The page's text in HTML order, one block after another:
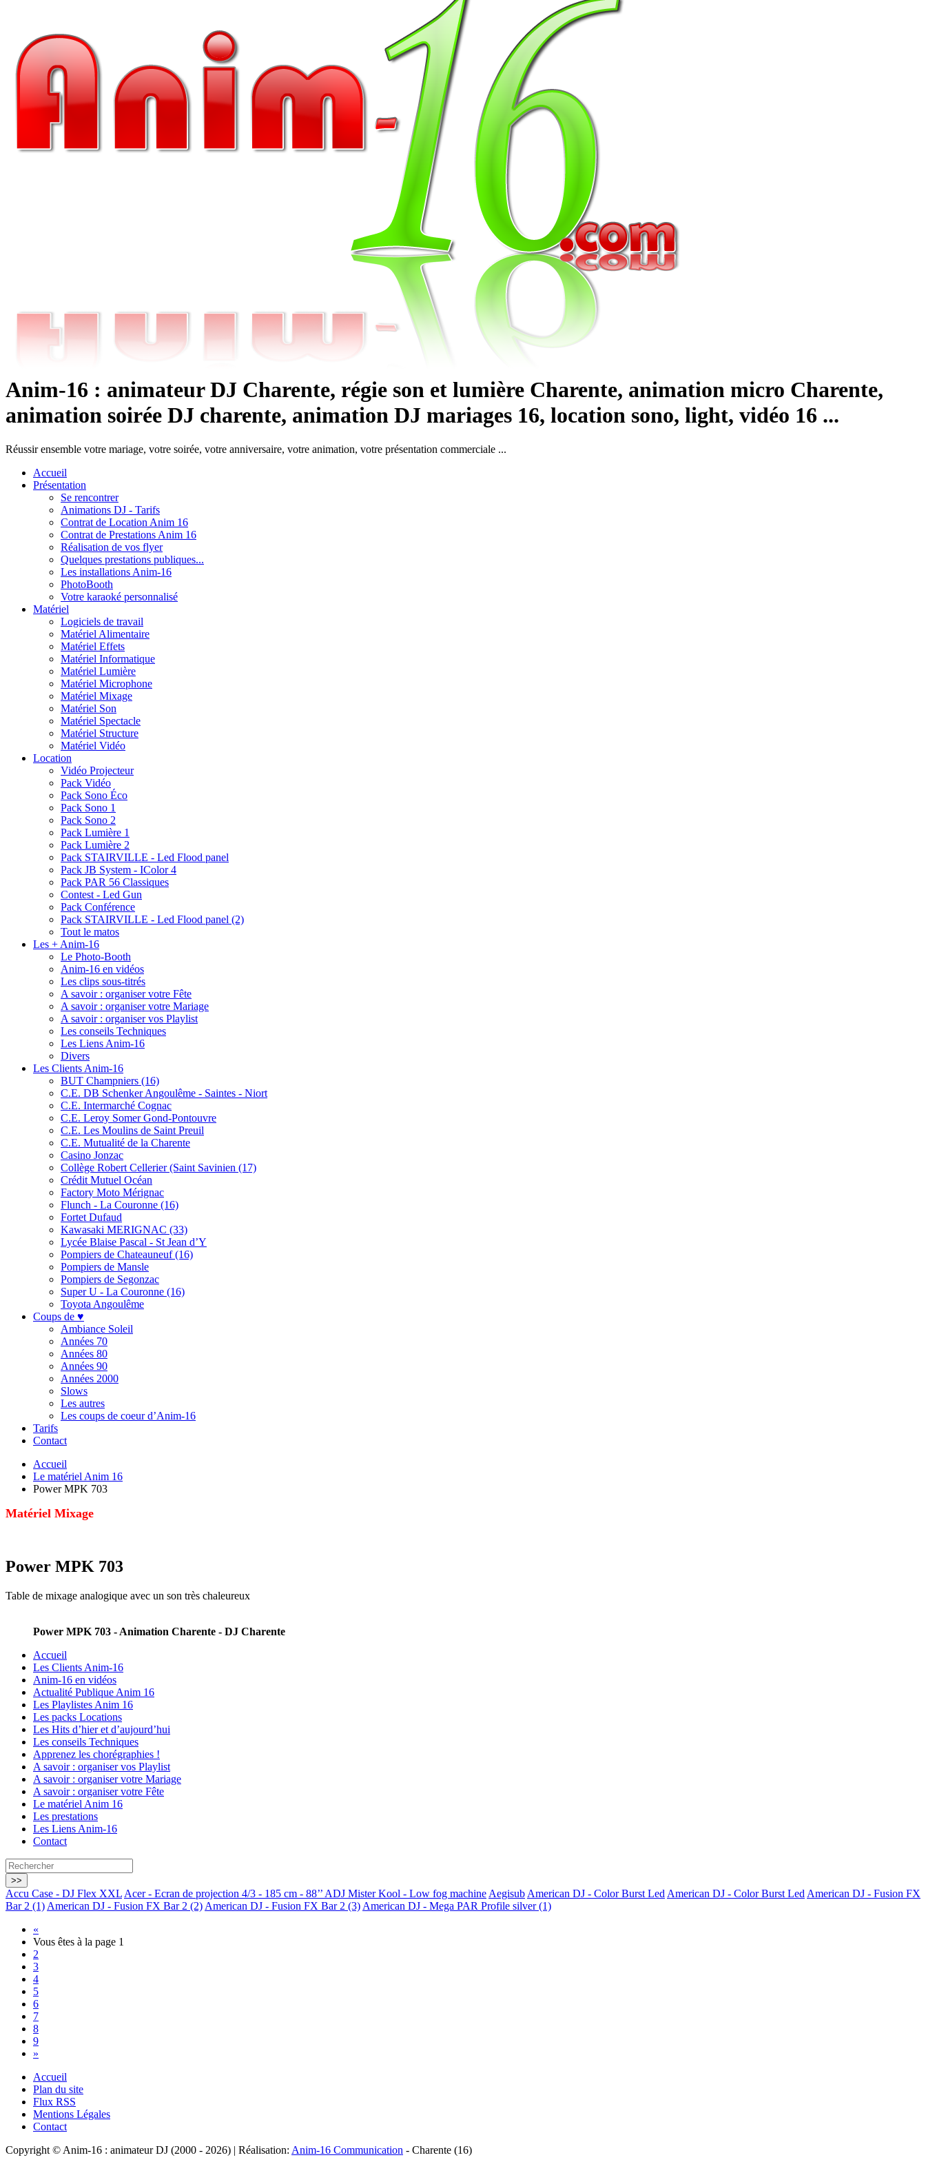
Anim-16 : animateur DJ Charente, régie son et lumière Charente, animation micro Charente,
animation soirée DJ charente, animation DJ mariages 16, location sono, light, vidéo 16 ...
Réussir ensemble votre mariage, votre soirée, votre anniversaire, votre animation, votre présentation commerciale ...
Accueil
Présentation
Se rencontrer
Animations DJ - Tarifs
Contrat de Location Anim 16
Contrat de Prestations Anim 16
Réalisation de vos flyer
Quelques prestations publiques...
Les installations Anim-16
PhotoBooth
Votre karaoké personnalisé
Matériel
Logiciels de travail
Matériel Alimentaire
Matériel Effets
Matériel Informatique
Matériel Lumière
Matériel Microphone
Matériel Mixage
Matériel Son
Matériel Spectacle
Matériel Structure
Matériel Vidéo
Location
Vidéo Projecteur
Pack Vidéo
Pack Sono Éco
Pack Sono 1
Pack Sono 2
Pack Lumière 1
Pack Lumière 2
Pack STAIRVILLE - Led Flood panel
Pack JB System - IColor 4
Pack PAR 56 Classiques
Contest - Led Gun
Pack Conférence
Pack STAIRVILLE - Led Flood panel (2)
Tout le matos
Les + Anim-16
Le Photo-Booth
Anim-16 en vidéos
Les clips sous-titrés
A savoir : organiser votre Fête
A savoir : organiser votre Mariage
A savoir : organiser vos Playlist
Les conseils Techniques
Les Liens Anim-16
Divers
Les Clients Anim-16
BUT Champniers (16)
C.E. DB Schenker Angoulême - Saintes - Niort
C.E. Intermarché Cognac
C.E. Leroy Somer Gond-Pontouvre
C.E. Les Moulins de Saint Preuil
C.E. Mutualité de la Charente
Casino Jonzac
Collège Robert Cellerier (Saint Savinien (17)
Crédit Mutuel Océan
Factory Moto Mérignac
Flunch - La Couronne (16)
Fortet Dufaud
Kawasaki MERIGNAC (33)
Lycée Blaise Pascal - St Jean d’Y
Pompiers de Chateauneuf (16)
Pompiers de Mansle
Pompiers de Segonzac
Super U - La Couronne (16)
Toyota Angoulême
Coups de ♥
Ambiance Soleil
Années 70
Années 80
Années 90
Années 2000
Slows
Les autres
Les coups de coeur d’Anim-16
Tarifs
Contact
Accueil
Le matériel Anim 16
Power MPK 703
Matériel Mixage
Power MPK 703
Table de mixage analogique avec un son très chaleureux
Power MPK 703 - Animation Charente - DJ Charente
Accueil
Les Clients Anim-16
Anim-16 en vidéos
Actualité Publique Anim 16
Les Playlistes Anim 16
Les packs Locations
Les Hits d’hier et d’aujourd’hui
Les conseils Techniques
Apprenez les chorégraphies !
A savoir : organiser vos Playlist
A savoir : organiser votre Mariage
A savoir : organiser votre Fête
Le matériel Anim 16
Les prestations
Les Liens Anim-16
Contact
Accu Case - DJ Flex XXL Acer - Ecran de projection 4/3 - 185 cm - 88’’ ADJ Mister Kool - Low fog machine Aegisub American DJ - Color Burst Led American DJ - Color Burst Led American DJ - Fusion FX
Bar 2 (1) American DJ - Fusion FX Bar 2 (2) American DJ - Fusion FX Bar 2 (3) American DJ - Mega PAR Profile silver (1)
«
Vous êtes à la page 1
2
3
4
5
6
7
8
9
»
Accueil
Plan du site
Flux RSS
Mentions Légales
Contact
Copyright © Anim-16 : animateur DJ (2000 - 2026) | Réalisation: Anim-16 Communication - Charente (16)